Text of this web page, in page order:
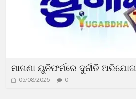
ମାଗଣା ୟୁନିଫର୍ମରେ ଦୁର୍ନୀତି ଅଭିଯୋଗ
06/08/2026 0